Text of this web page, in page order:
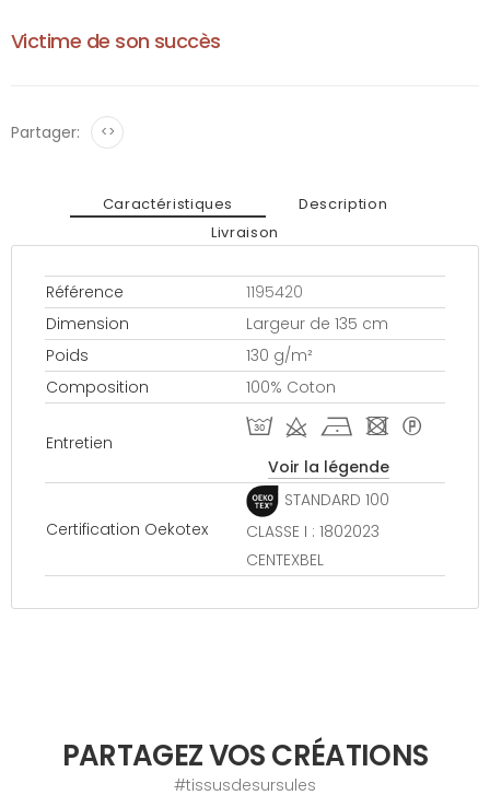
Victime de son succès
Partager: <>
Caractéristiques
Description
Livraison
Référence
1195420
Dimension
Largeur de 135 cm
Poids
130 g/m²
Composition
100% Coton
Entretien
T d h - *
Voir la légende
Certification Oekotex
STANDARD 100
CLASSE I : 1802023
CENTEXBEL
PARTAGEZ VOS CRÉATIONS
#tissusdesursules